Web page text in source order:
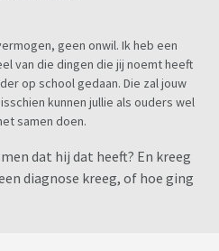
geen onwil. Ik heb een
van die dingen die jij noemt heeft
op school gedaan. Die zal jouw
kunnen jullie als ouders wel
samen doen.
dat hij dat heeft? En kreeg
diagnose kreeg, of hoe ging